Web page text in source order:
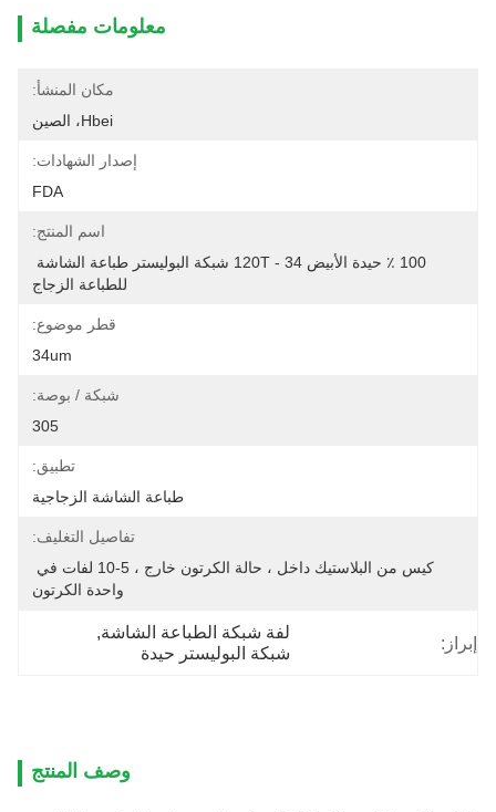
معلومات مفصلة
مكان المنشأ:
Hbei، الصين
إصدار الشهادات:
FDA
اسم المنتج:
100 ٪ حيدة الأبيض 120T - 34 شبكة البوليستر طباعة الشاشة
للطباعة الزجاج
قطر موضوع:
34um
شبكة / بوصة:
305
تطبيق:
طباعة الشاشة الزجاجية
تفاصيل التغليف:
واحدة الكرتون
إبراز:
لفة شبكة الطباعة الشاشة,
شبكة البوليستر حيدة
وصف المنتج